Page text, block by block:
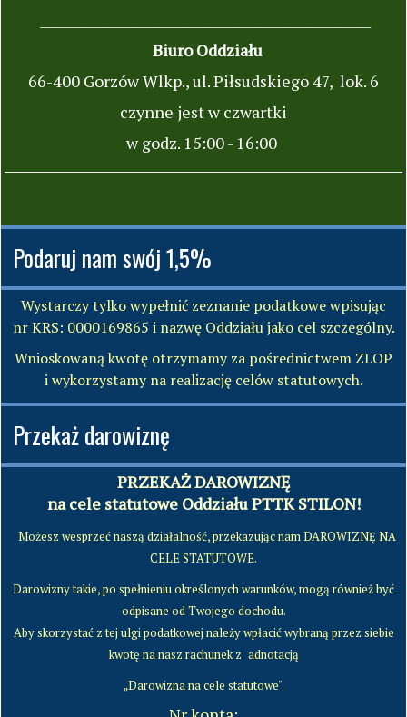
Biuro Oddziału
66-400 Gorzów Wlkp., ul. Piłsudskiego 47, lok. 6
czynne jest w czwartki
w godz. 15:00 - 16:00
Podaruj nam swój 1,5%
Wystarczy tylko wypełnić zeznanie podatkowe wpisując
nr KRS: 0000169865 i nazwę Oddziału jako cel szczególny.
Wnioskowaną kwotę otrzymamy za pośrednictwem ZLOP
i wykorzystamy na realizację celów statutowych.
Przekaż darowiznę
PRZEKAŻ DAROWIZNĘ
na cele statutowe Oddziału PTTK STILON!
Możesz wesprzeć naszą działalność, przekazując nam DAROWIZNĘ NA
CELE STATUTOWE.
Darowizny takie, po spełnieniu określonych warunków, mogą również być
odpisane od Twojego dochodu.
Aby skorzystać z tej ulgi podatkowej należy wpłacić wybraną przez siebie
kwotę na nasz rachunek z adnotacją
„Darowizna na cele statutowe".